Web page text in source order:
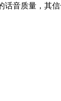
话音质量，其